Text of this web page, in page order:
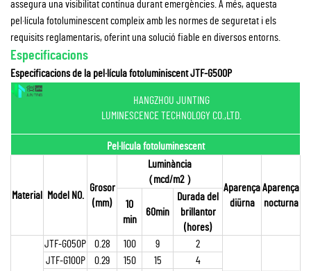
assegura una visibilitat contínua durant emergències. A més, aquesta
pel·lícula fotoluminescent compleix amb les normes de seguretat i els
requisits reglamentaris, oferint una solució fiable en diversos entorns.
Especificacions
Especificacions de la pel·lícula fotoluminiscent JTF-G500P
HANGZHOU JUNTING
LUMINESCENCE TECHNOLOGY CO.,LTD.
Pel·lícula fotoluminescent
Material Model NO.
Grosor
(mm)
Luminància
（mcd/m2 ）
Aparença
diürna
Aparença
nocturna
10
min
60min
Durada del
brillantor
(hores)
JTF-G050P 0.28 100 9
2
JTF-G100P
0.29 150 15
4